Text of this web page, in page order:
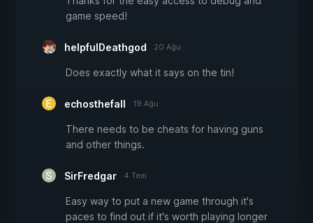
game speed!
helpfulDeathgod 20 Ağu
Does exactly what it says on the tin!
echosthefall 19 Ağu
There needs to be cheats for having guns
and other things.
SirFredgar 4 Tem
Easy way to put a new game through it's
paces to find out if it's worth playing longer